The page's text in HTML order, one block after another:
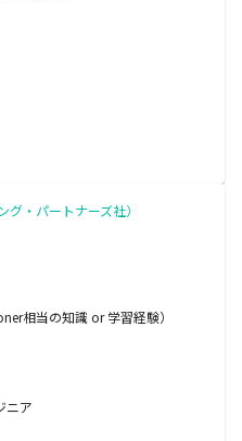
・パートナーズ社）
相当の知識 or 学習経験）
ニア